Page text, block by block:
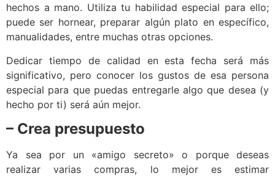
hechos a mano. Utiliza tu habilidad especial para ello;
puede ser hornear, preparar algún plato en específico,
manualidades, entre muchas otras opciones.
Dedicar tiempo de calidad en esta fecha será más
significativo, pero conocer los gustos de esa persona
especial para que puedas entregarle algo que desea (y
hecho por ti) será aún mejor.
– Crea presupuesto
Ya sea por un «amigo secreto» o porque deseas
realizar varias compras, lo mejor es estimar